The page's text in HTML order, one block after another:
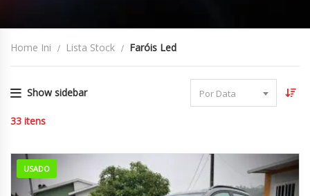
Home Ini Lista Stock Faróis Led
Show sidebar Por Data
33 itens
USADO